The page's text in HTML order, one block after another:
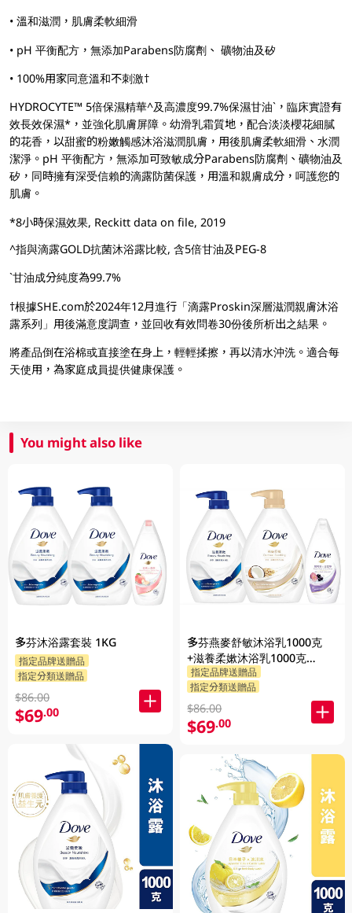
• 溫和滋潤，肌膚柔軟細滑
• pH 平衡配方，無添加Parabens防腐劑、 礦物油及矽
• 100%用家同意溫和不刺激†
HYDROCYTE™ 5倍保濕精華^及高濃度99.7%保濕甘油`，臨床實證有
效長效保濕*，並強化肌膚屏障。幼滑乳霜質地，配合淡淡櫻花細膩
的花香，以甜蜜的粉嫩觸感沐浴滋潤肌膚，用後肌膚柔軟細滑、水潤
潔淨。pH 平衡配方，無添加可致敏成分Parabens防腐劑、礦物油及
矽，同時擁有深受信賴的滴露防菌保護，用溫和親膚成分，呵護您的
肌膚。
*8小時保濕效果, Reckitt data on file, 2019
^指與滴露GOLD抗菌沐浴露比較, 含5倍甘油及PEG-8
`甘油成分純度為99.7%
†根據SHE.com於2024年12月進行「滴露Proskin深層滋潤親膚沐浴
露系列」用後滿意度調查，並回收有效問卷30份後所析出之結果。
將產品倒在浴棉或直接塗在身上，輕輕揉擦，再以清水沖洗。適合每
天使用，為家庭成員提供健康保護。
You might also like
多芬沐浴露套裝 1KG
指定品牌送贈品
指定分類送贈品
$86.00
$69.00
多芬燕麥舒敏沐浴乳1000克
+滋養柔嫰沐浴乳1000克
+Dove沐浴乳200克 (隨機發送)
1PK
指定品牌送贈品
指定分類送贈品
$86.00
$69.00